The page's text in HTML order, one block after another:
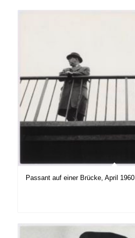
Passant auf einer Brücke, April 1960